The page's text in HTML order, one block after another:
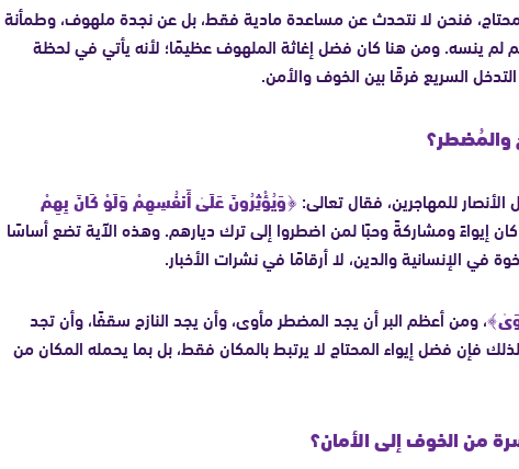
فنحن لا نتحدث عن مساعدة مادية فقط، بل عن نجدة ملهوف، وطمأنة
لم ينسه. ومن هنا كان فضل إغاثة الملهوف عظيمًا؛ لأنه يأتي في لحظة
السريع فرقًا بين الخوف والأمن.
والمُضطر؟
للمهاجرين، فقال تعالى:﴿وَيُؤْثِرُونَ عَلَىٰ أَنفُسِهِمْ وَلَوْ كَانَ بِهِمْ
إيواءً ومشاركةً وحبًا لمن اضطروا إلى ترك ديارهم. وهذه الآية تضع أساسًا
في الإنسانية والدين، لا أرقامًا في نشرات الأخبار.
، ومن أعظم البر أن يجد المضطر مأوى، وأن يجد النازح سقفًا، وأن تجد
فإن فضل إيواء المحتاج لا يرتبط بالمكان فقط، بل بما يحمله المكان من
من الخوف إلى الأمان؟